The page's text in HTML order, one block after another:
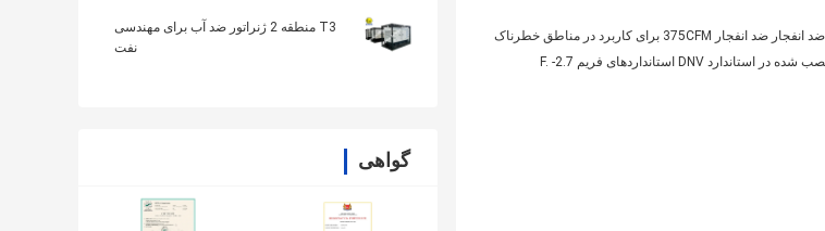
T3 منطقه 2 ژنراتور ضد آب برای مهندسی
نفت
گواهی
کمپرسور هوای موتور دیزل ضد انفجار Sullair دارای گواهینامه ATEX Zone 2 مجموعه کمپرسور هوا ضد انفجار ضد انفجار 375CFM برای کاربرد در مناطق خطرناک
(منطقه 2) با استفاده از کمپرسور هوای اصلی Atlas Copco باعث می‌شود که Zone 2 Conversion نصب شده در استاندارد DNV استانداردهای فریم 2.7- F.